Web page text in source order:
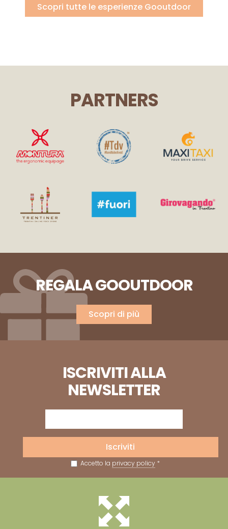
Scopri tutte le esperienze Gooutdoor
PARTNERS
REGALA GOOUTDOOR
Scopri di più
ISCRIVITI ALLA
NEWSLETTER
Accetto la privacy policy*
Iscriviti